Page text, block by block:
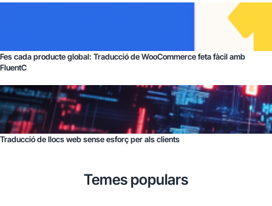
Fes cada producte global: Traducció de WooCommerce feta fàcil amb
FluentC
Traducció de llocs web sense esforç per als clients
Temes populars